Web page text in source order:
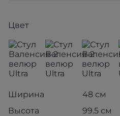
Цвет
Ширина
48 см
Высота
99.5 см